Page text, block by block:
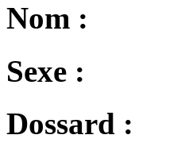
Nom :
Sexe :
Dossard :